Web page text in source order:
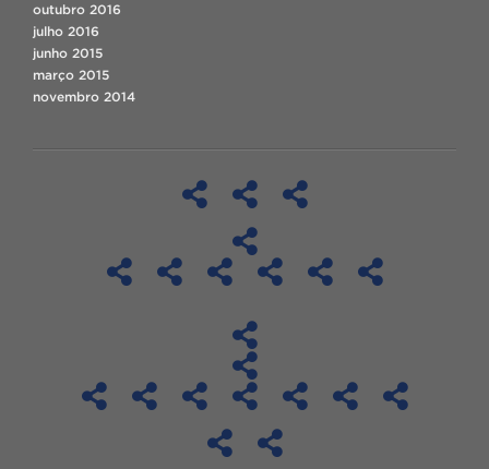
outubro 2016
julho 2016
junho 2015
março 2015
novembro 2014